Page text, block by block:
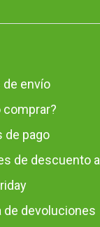
de envío
comprar?
de pago
de descuento
de devoluciones